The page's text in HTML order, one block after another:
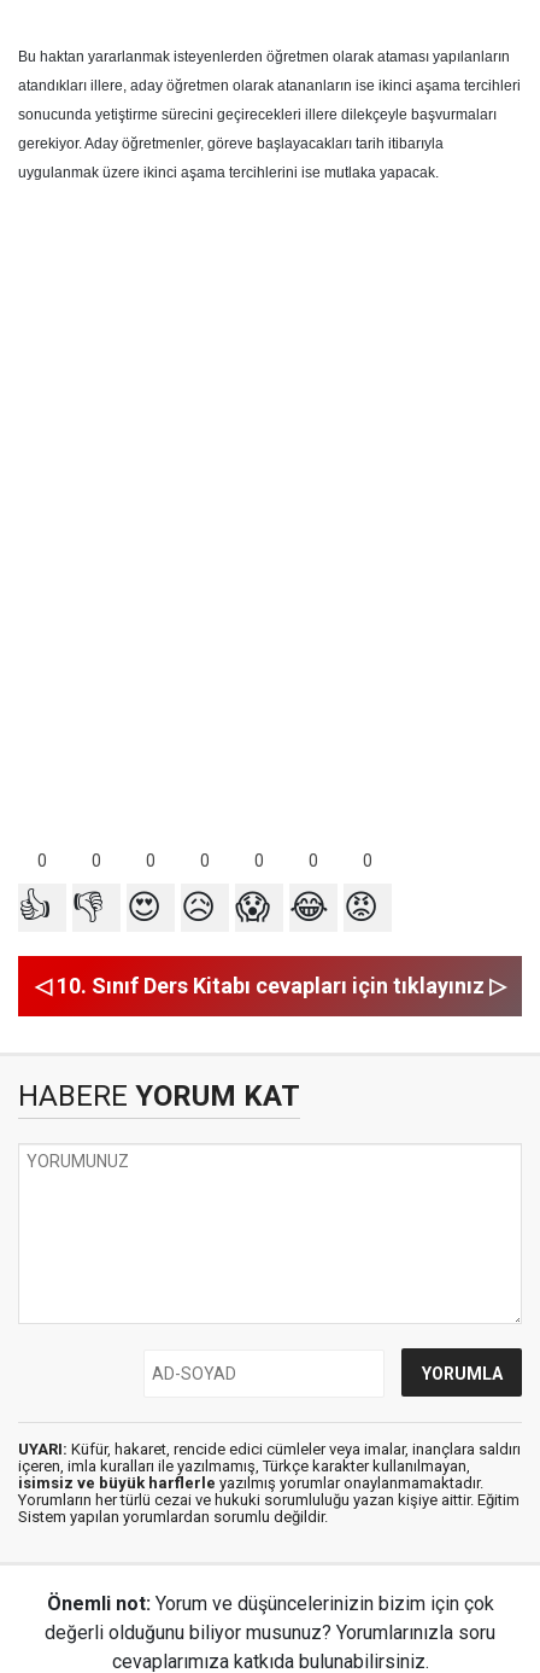
Bu haktan yararlanmak isteyenlerden öğretmen olarak ataması yapılanların
atandıkları illere, aday öğretmen olarak atananların ise ikinci aşama tercihleri
sonucunda yetiştirme sürecini geçirecekleri illere dilekçeyle başvurmaları
gerekiyor. Aday öğretmenler, göreve başlayacakları tarih itibarıyla
uygulanmak üzere ikinci aşama tercihlerini ise mutlaka yapacak.
0 0 0 0 0 0 0
👍 👎 😍 😥 😱 😂 😡
◁ 10. Sınıf Ders Kitabı cevapları için tıklayınız ▷
HABERE YORUM KAT
UYARI: Küfür, hakaret, rencide edici cümleler veya imalar, inançlara saldırı
içeren, imla kuralları ile yazılmamış, Türkçe karakter kullanılmayan,
isimsiz ve büyük harflerle yazılmış yorumlar onaylanmamaktadır.
Yorumların her türlü cezai ve hukuki sorumluluğu yazan kişiye aittir. Eğitim
Sistem yapılan yorumlardan sorumlu değildir.
Önemli not: Yorum ve düşüncelerinizin bizim için çok
değerli olduğunu biliyor musunuz? Yorumlarınızla soru
cevaplarımıza katkıda bulunabilirsiniz.